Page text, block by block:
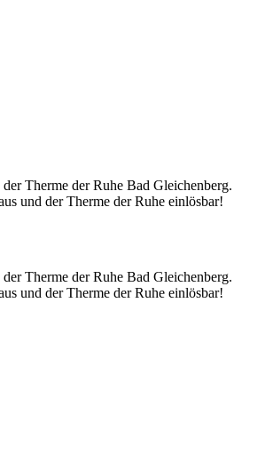
Therme der Ruhe Bad Gleichenberg.
und der Therme der Ruhe einlösbar!
Therme der Ruhe Bad Gleichenberg.
und der Therme der Ruhe einlösbar!